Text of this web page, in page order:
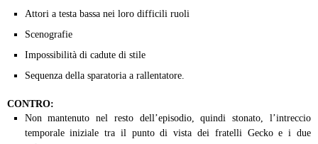
Attori a testa bassa nei loro difficili ruoli
Scenografie
Impossibilità di cadute di stile
Sequenza della sparatoria a rallentatore.
CONTRO:
Non mantenuto nel resto dell’episodio, quindi stonato, l’intreccio
temporale iniziale tra il punto di vista dei fratelli Gecko e i due